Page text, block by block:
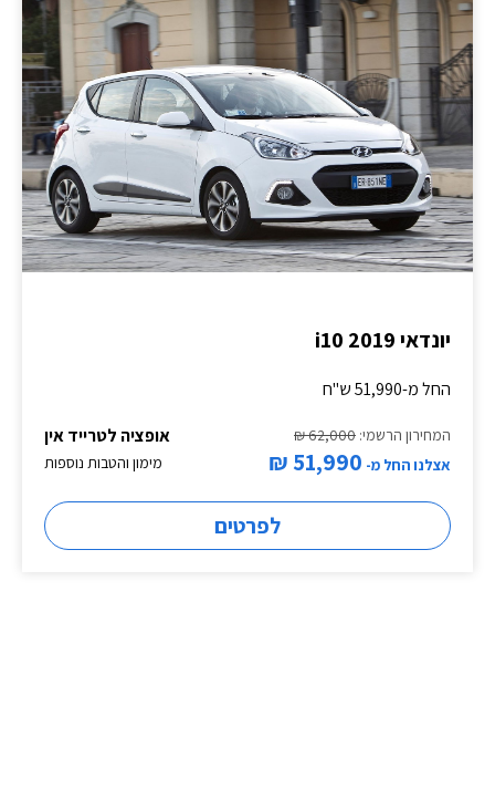
יונדאי i10 2019
החל מ-51,990 ש"ח
אופציה לטרייד אין
המחירון הרשמי: 62,000 ₪
מימון והטבות נוספות
אצלנו החל מ- 51,990 ₪
לפרטים